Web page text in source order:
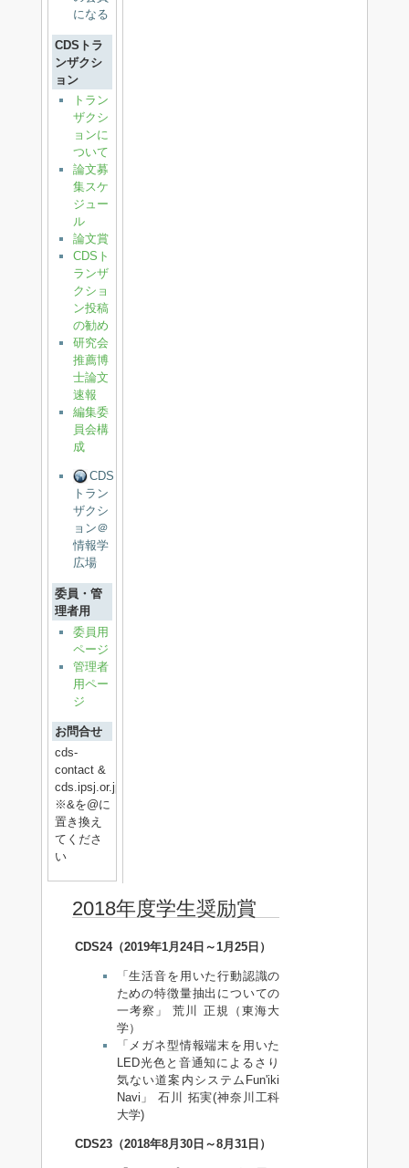
になる
CDSトラ
ンザクシ
ョン
トラン
ザクシ
ョンに
ついて
論文募
集スケ
ジュー
ル
論文賞
CDSト
ランザ
クショ
ン投稿
の勧め
研究会
推薦博
士論文
速報
編集委
員会構
成
CDS
トラン
ザクシ
ョン＠
情報学
広場
委員・管
理者用
委員用
ページ
管理者
用ペー
ジ
お問合せ
cds-
contact &
cds.ipsj.or.jp
※&を@に
置き換え
てくださ
い
2018年度学生奨励賞
CDS24（2019年1月24日～1月25日）
「生活音を用いた行動認識の
ための特徴量抽出についての
一考察」 荒川 正規（東海大
学）
「メガネ型情報端末を用いた
LED光色と音通知によるさり
気ない道案内システムFun'iki
Navi」 石川 拓実(神奈川工科
大学)
CDS23（2018年8月30日～8月31日）